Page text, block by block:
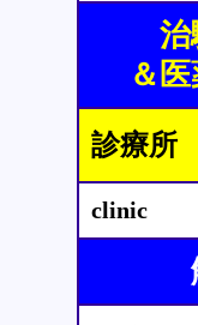
治
＆
診療所
clinic